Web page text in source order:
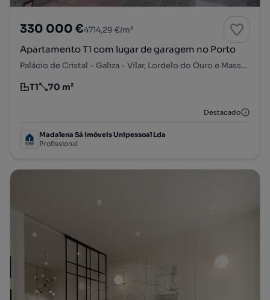
330 000 €4714,29 €/m²
Apartamento T1 com lugar de garagem no Porto
Palácio de Cristal - Galiza - Vilar, Lordelo do Ouro e Massarelos, Porto, Porto
Tipologia
T1
Preço por metro quadrado
70 m²
Destacado
Madalena Sá Imóveis Unipessoal Lda
Profissional